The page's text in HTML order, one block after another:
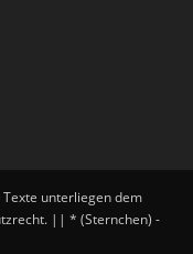
unterliegen dem
|| * (Sternchen) -